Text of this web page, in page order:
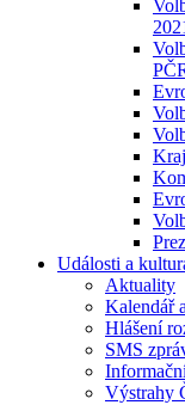
Události a
Aktuality
Kalendář
Hlášení
SMS
Výstrahy